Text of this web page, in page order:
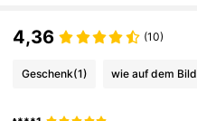
4,36 (10)
Geschenk(1) wie auf dem Bild